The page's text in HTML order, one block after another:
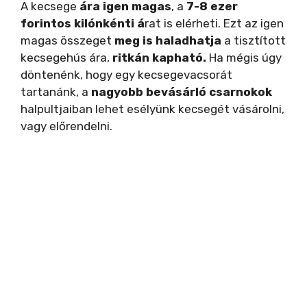
A kecsege ára igen magas, a 7-8 ezer
forintos kilónkénti árat is elérheti. Ezt az igen
magas összeget meg is haladhatja a tisztított
kecsegehús ára, ritkán kapható. Ha mégis úgy
döntenénk, hogy egy kecsegevacsorát
tartanánk, a nagyobb bevásárló csarnokok
halpultjaiban lehet esélyünk kecsegét vásárolni,
vagy előrendelni.